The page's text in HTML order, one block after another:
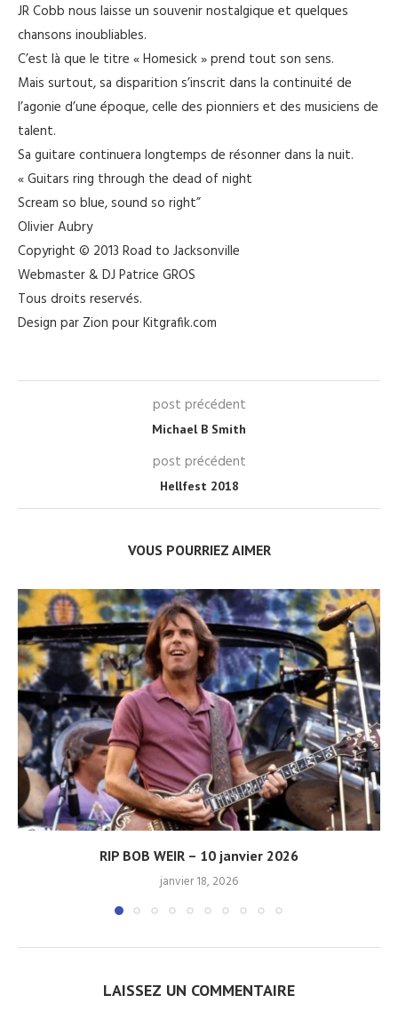
JR Cobb nous laisse un souvenir nostalgique et quelques
chansons inoubliables.
C’est là que le titre « Homesick » prend tout son sens.
Mais surtout, sa disparition s’inscrit dans la continuité de
l’agonie d’une époque, celle des pionniers et des musiciens de
talent.
Sa guitare continuera longtemps de résonner dans la nuit.
« Guitars ring through the dead of night
Scream so blue, sound so right”
Olivier Aubry
Copyright © 2013 Road to Jacksonville
Webmaster & DJ Patrice GROS
Tous droits reservés.
Design par Zion pour Kitgrafik.com
post précédent
Michael B Smith
post précédent
Hellfest 2018
VOUS POURRIEZ AIMER
RIP BOB WEIR – 10 janvier 2026
janvier 18, 2026
LAISSEZ UN COMMENTAIRE